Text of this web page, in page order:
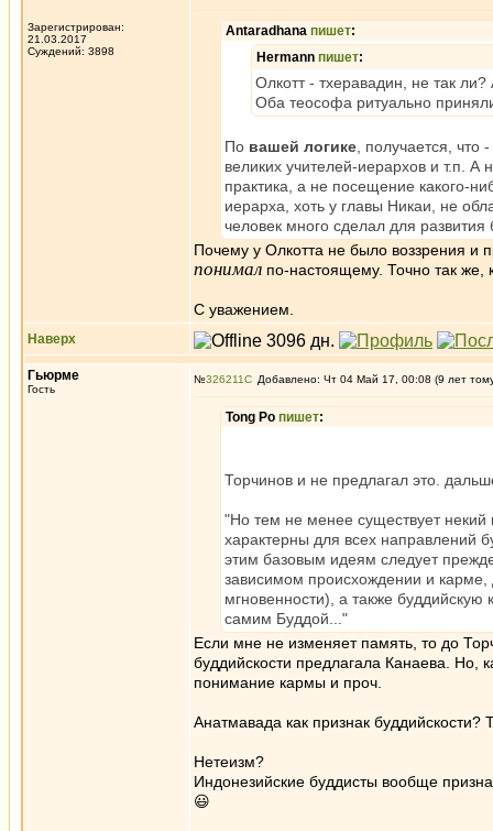
Зарегистрирован:
21.03.2017
Суждений: 3898
Antaradhana пишет:
Hermann пишет:
Олкотт - тхеравадин, не так ли?
Оба теософа ритуально
По вашей логике , получается,
великих учителей-иерархов и т.п.
практика, а не посещение какого-
иерарха, хоть у главы Никаи, не
человек много сделал для
Почему у Олкотта не было воззрения и
понимал по-настоящему. Точно так же,
С уважением.
Наверх
Гьюрме
Гость
№326211 Добавлено: Чт 04 Май 17, 00:08 (9 лет
Tong Po пишет:
Торчинов и не предлагал это.
"Но тем не менее существует некий
характерны для всех направлений
этим базовым идеям следует
зависимом происхождении и
мгновенности), а также
самим Буддой..."
Если мне не изменяет память, то до
буддийскости предлагала Канаева. Но,
понимание кармы и проч.
Анатмавада как признак
Нетеизм?
Индонезийские буддисты вообще
😃